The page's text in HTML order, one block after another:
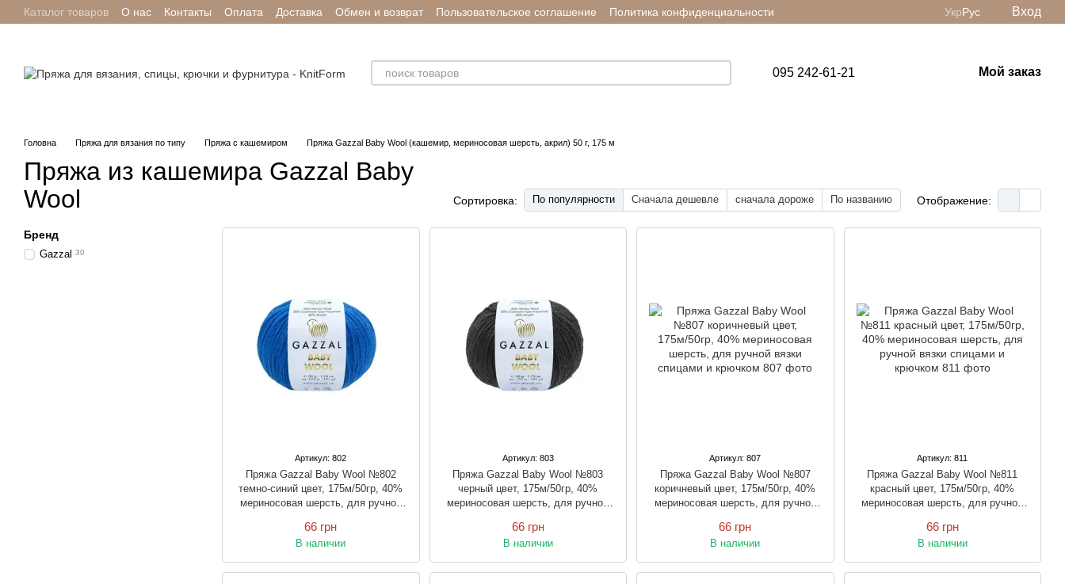
Перейти к основному контенту
Каталог товаров О нас Контакты Оплата Доставка Обмен и возврат Пользовательское соглашение
Политика конфиденциальности
Отзывы о магазине
УкрРус Вход
095 242-61-21 Мой заказ
Головна Пряжа для вязания по типу Пряжа с кашемиром Пряжа Gazzal Baby Wool (кашемир, мериносовая шерсть, акрил) 50 г, 175 м
Пряжа из кашемира Gazzal Baby
Wool
Сортировка: По популярности Сначала дешевле сначала дороже По названию Отображение:
Артикул: 802
Пряжа Gazzal Baby Wool №802
темно-синий цвет, 175м/50гр, 40%
мериносовая шерсть, для ручной
66 грн
В наличии
Артикул: 803
Пряжа Gazzal Baby Wool №803
черный цвет, 175м/50гр, 40%
мериносовая шерсть, для ручной
66 грн
В наличии
Артикул: 807
Пряжа Gazzal Baby Wool №807
коричневый цвет, 175м/50гр, 40%
мериносовая шерсть, для ручной
66 грн
В наличии
Артикул: 811
Пряжа Gazzal Baby Wool №811
красный цвет, 175м/50гр, 40%
мериносовая шерсть, для ручной
66 грн
В наличии
Бренд
Gazzal 30